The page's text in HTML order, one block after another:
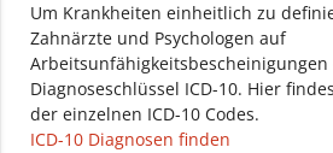
Um Krankheiten einheitlich zu
Zahnärzte und Psychologen auf
Arbeitsunfähigkeitsbescheinigungen
Diagnoseschlüssel ICD-10. Hier
der einzelnen ICD-10 Codes.
ICD-10 Diagnosen finden